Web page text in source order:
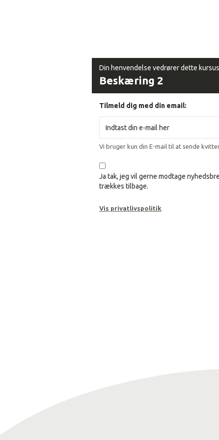
Din henvendelse vedrører dette
Beskæring 2
Tilmeld dig med din email:
Vi bruger kun din E-mail til at sende
Ja tak, jeg vil gerne modtage
trækkes tilbage.
Vis privatlivspolitik